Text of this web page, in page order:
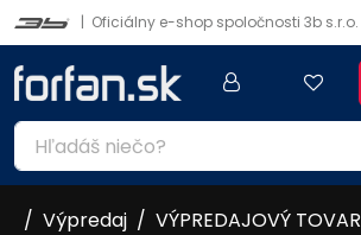
| Oficiálny e-shop spoločnosti 3b s.r.o.
Výpredaj VÝPREDAJOVÝ TOVAR